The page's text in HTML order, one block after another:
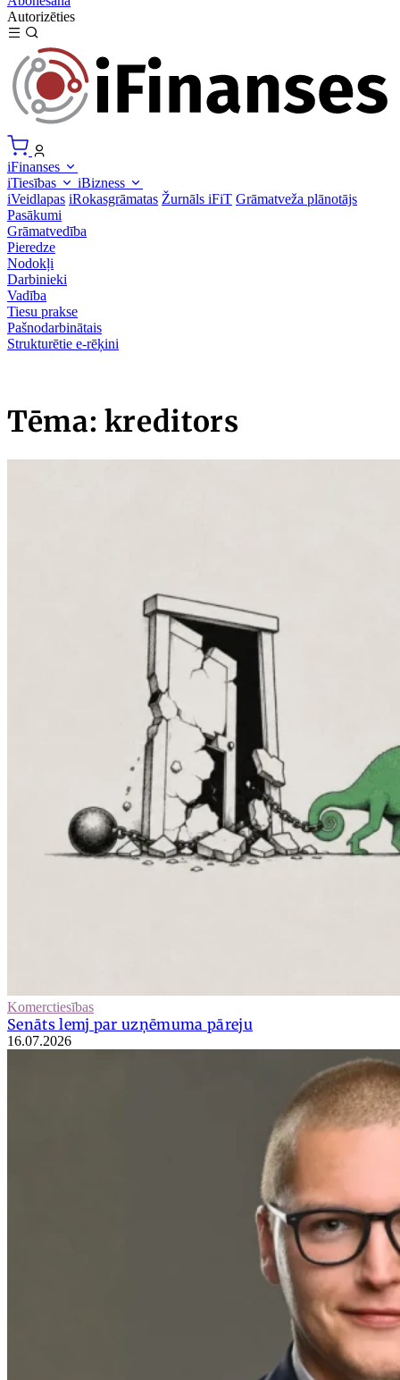
Autorizēties
iFinanses
iTiesības
iBizness
iVeidlapas iRokasgrāmatas Žurnāls iFiT Grāmatveža plānotājs
Pasākumi
Grāmatvedība
Pieredze
Nodokļi
Darbinieki
Vadība
Tiesu prakse
Pašnodarbinātais
Strukturētie e-rēķini
Tēma: kreditors
Komerctiesības
Senāts lemj par uzņēmuma pāreju
16.07.2026